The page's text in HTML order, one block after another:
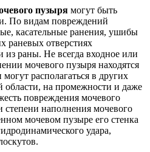
пузыря могут быть
По видам повреждений
касательные ранения, ушибы
раневых отверстиях
из раны. Не всегда входное или
мочевого пузыря находятся
располагаться в других
области, на промежности и даже
повреждения мочевого
степени наполнения мочевого
мочевом пузыре его стенка
удара,